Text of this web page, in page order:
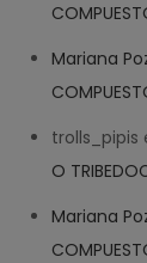
Mariana
trolls_pipis
O
Mariana